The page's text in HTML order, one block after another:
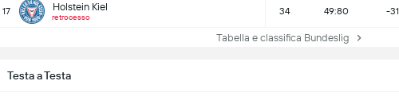
17 Holstein Kiel
retrocesso
34 49:80 -31
Tabella e classifica Bundeslig
Testa a Testa